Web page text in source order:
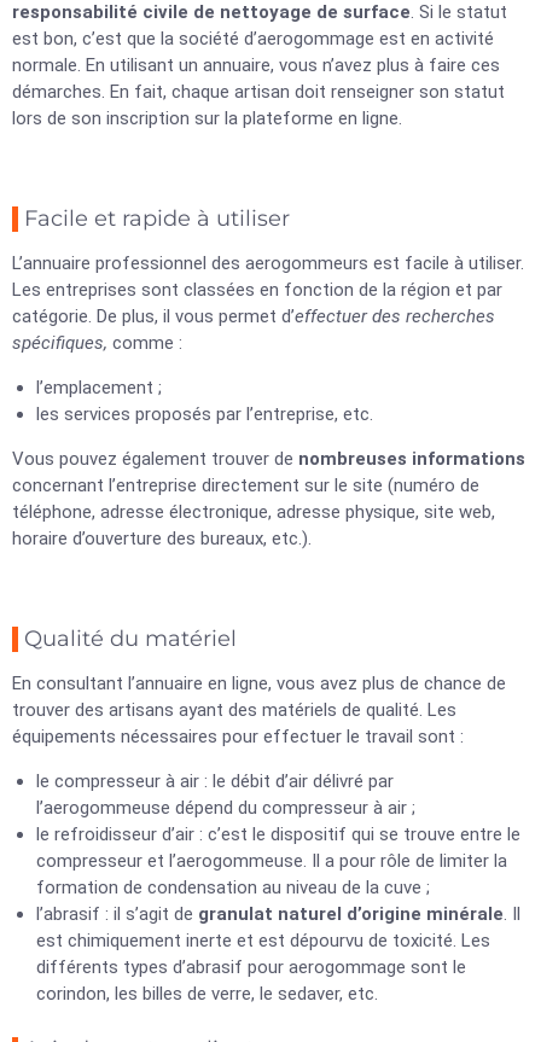
responsabilité civile de nettoyage de surface. Si le statut
est bon, c’est que la société d’aerogommage est en activité
normale. En utilisant un annuaire, vous n’avez plus à faire ces
démarches. En fait, chaque artisan doit renseigner son statut
lors de son inscription sur la plateforme en ligne.
Facile et rapide à utiliser
L’annuaire professionnel des aerogommeurs est facile à utiliser.
Les entreprises sont classées en fonction de la région et par
catégorie. De plus, il vous permet d’effectuer des recherches
spécifiques, comme :
l’emplacement ;
les services proposés par l’entreprise, etc.
Vous pouvez également trouver de nombreuses informations
concernant l’entreprise directement sur le site (numéro de
téléphone, adresse électronique, adresse physique, site web,
horaire d’ouverture des bureaux, etc.).
Qualité du matériel
En consultant l’annuaire en ligne, vous avez plus de chance de
trouver des artisans ayant des matériels de qualité. Les
équipements nécessaires pour effectuer le travail sont :
le compresseur à air : le débit d’air délivré par
l’aerogommeuse dépend du compresseur à air ;
le refroidisseur d’air : c’est le dispositif qui se trouve entre le
compresseur et l’aerogommeuse. Il a pour rôle de limiter la
formation de condensation au niveau de la cuve ;
l’abrasif : il s’agit de granulat naturel d’origine minérale. Il
est chimiquement inerte et est dépourvu de toxicité. Les
différents types d’abrasif pour aerogommage sont le
corindon, les billes de verre, le sedaver, etc.